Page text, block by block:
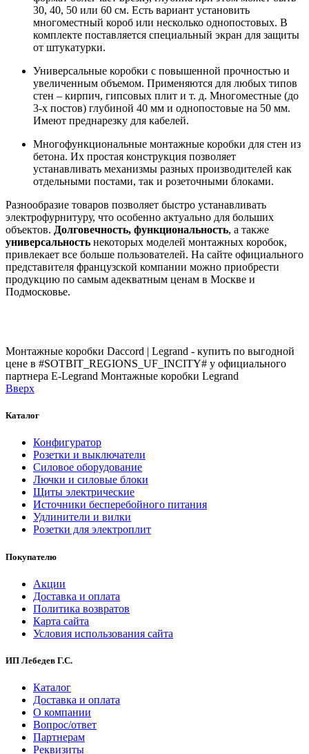
30, 40, 50 или 60 см. Есть вариант установить
многоместный короб или несколько однопостовых. В
комплекте поставляется специальный экран для защиты
от штукатурки.
Универсальные коробки с повышенной прочностью и
увеличенным объемом. Применяются для любых типов
стен – кирпич, гипсовых плит и т. д. Многоместные (до
3-х постов) глубиной 40 мм и однопостовые на 50 мм.
Имеют преднарезку для кабелей.
Многофункциональные монтажные коробки для стен из
бетона. Их простая конструкция позволяет
устанавливать механизмы разных производителей как
отдельными постами, так и розеточными блоками.
Разнообразие товаров позволяет быстро устанавливать
электрофурнитуру, что особенно актуально для больших
объектов. Долговечность, функциональность, а также
универсальность некоторых моделей монтажных коробок,
привлекает все больше пользователей. На сайте официального
представителя французской компании можно приобрести
продукцию по самым адекватным ценам в Москве и
Подмосковье.
Монтажные коробки Daccord | Legrand - купить по выгодной
цене в #SOTBIT_REGIONS_UF_INCITY# у официального
партнера E-Legrand Монтажные коробки Legrand
Вверх
Каталог
Конфигуратор
Розетки и выключатели
Силовое оборудование
Лючки и силовые блоки
Щиты электрические
Источники бесперебойного питания
Удлинители и вилки
Розетки для электроплит
Покупателю
Акции
Доставка и оплата
Политика возвратов
Карта сайта
Условия использования сайта
ИП Лебедев Г.С.
Каталог
Доставка и оплата
О компании
Вопрос/ответ
Партнерам
Реквизиты